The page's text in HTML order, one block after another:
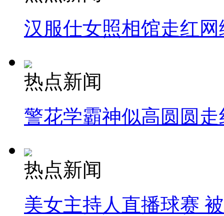
汉服仕女照相馆走红网
热点新闻
警花学霸神似高圆圆走
热点新闻
美女主持人直播球赛